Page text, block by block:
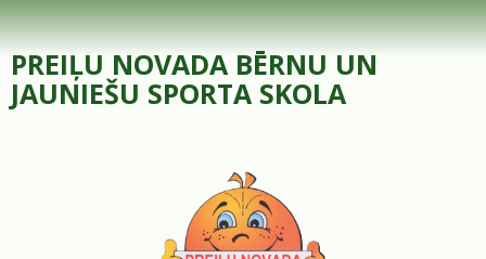
Skip
to
content
PREIĻU NOVADA BĒRNU UN
JAUNIEŠU SPORTA SKOLA